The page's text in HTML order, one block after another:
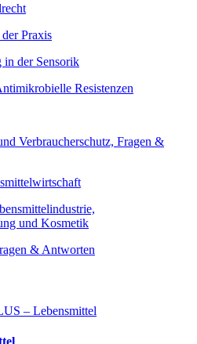
Praxis
in der Sensorik
Resistenzen
Verbraucherschutz, Fragen &
und Kosmetik
& Antworten
– Lebensmittel